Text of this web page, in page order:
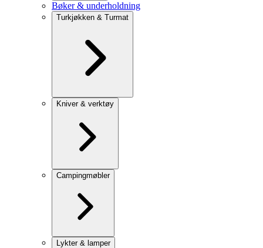
Bøker & underholdning
Turkjøkken & Turmat
Kniver & verktøy
Campingmøbler
Lykter & lamper